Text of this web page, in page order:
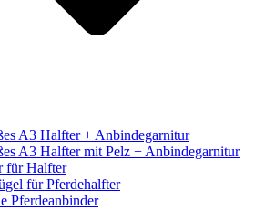
A3 Halfter + Anbindegarnitur
A3 Halfter mit Pelz + Anbindegarnitur
für Halfter
für Pferdehalfter
Pferdeanbinder